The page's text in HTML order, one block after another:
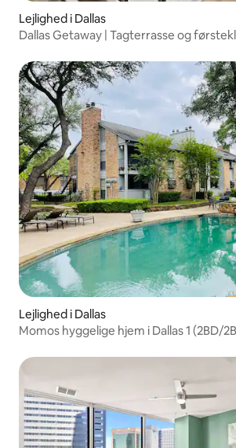
Lejlighed i Dallas
Dallas Getaway | Tagterrasse og
Lejlighed i Dallas
Momos hyggelige hjem i Dallas 1 (2BD/